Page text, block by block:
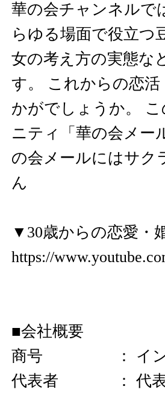
華の会チャンネルで
らゆる場面で役立つ
女の考え方の実態な
す。 これからの恋
かがでしょうか。
ニティ「華の会メ
の会メールにはサク
ん
▼30歳からの恋愛・
https://
■会社概要
商号 ： インタ
代表者 ： 代表